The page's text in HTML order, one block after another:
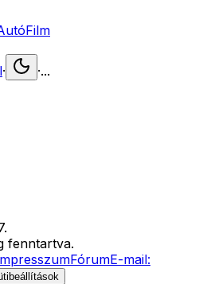
Film
· ·...
fenntartva.
FórumE-mail: